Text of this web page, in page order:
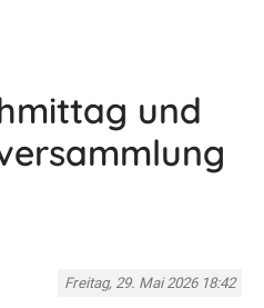
und
Freitag, 29. Mai 2026 18:42